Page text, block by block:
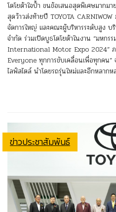
โตโยต้าใจป้ำ ขนข้อเสนอสุดพิเศษมาก
สุดว้าวส่งท้ายปี TOYOTA
จัดการใหญ่ และคณะผู้บริหารระดับสูง บ
จำกัด ร่วมเปิดบูธโตโยต้าในงาน “มหก
International Motor Expo 2024”
Everyone ทุกการขับเคลื่อนเพื่อทุกคน”
ไลฟ์สไตล์ นำโดยรถรุ่นใหม่และอีกหลาก
ข่าวประชาสัมพันธ์